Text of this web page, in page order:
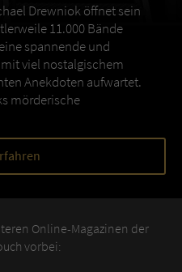
Drewniok öffnet sein
11.000 Bände
spannende und
viel nostalgischem
Anekdoten aufwartet.
mörderische
Online-Magazinen der
vorbei: